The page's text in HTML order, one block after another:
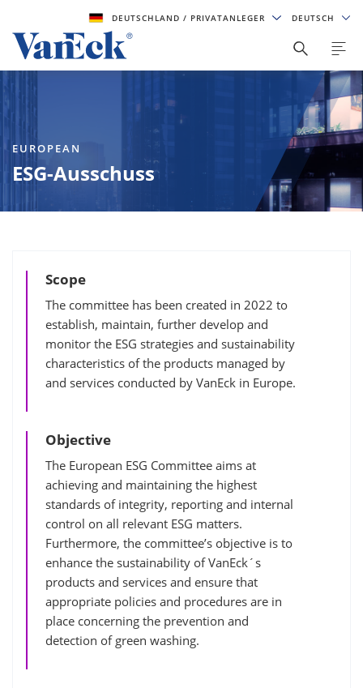
DEUTSCHLAND/ PRIVATANLEGER DEUTSCH
EUROPEAN
ESG-Ausschuss
Scope
The committee has been created in 2022 to
establish, maintain, further develop and
monitor the ESG strategies and sustainability
characteristics of the products managed by
and services conducted by VanEck in Europe.
Objective
The European ESG Committee aims at
achieving and maintaining the highest
standards of integrity, reporting and internal
control on all relevant ESG matters.
Furthermore, the committee’s objective is to
enhance the sustainability of VanEck´s
products and services and ensure that
appropriate policies and procedures are in
place concerning the prevention and
detection of green washing.